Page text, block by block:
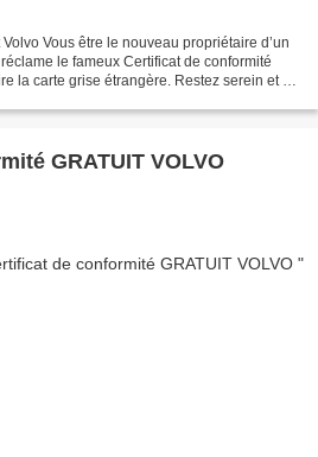
Vous être le nouveau propriétaire d’un
le fameux Certificat de conformité
la carte grise étrangère. Restez serein et ne
GRATUIT VOLVO